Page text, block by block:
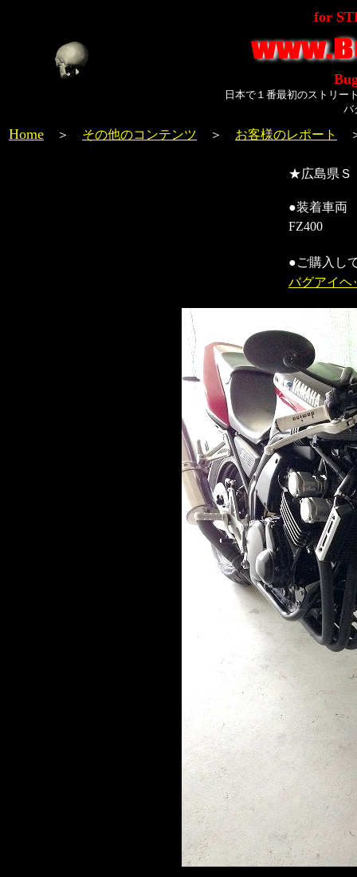
for
日本で１番最初のストリー
バ
Home ＞ その他のコンテンツ ＞ お客様のレポート
★広島県Ｓ
●装着車両
FZ400
●ご購入し
バグアイヘ